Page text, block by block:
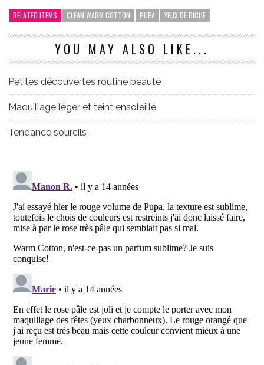
RELATED ITEMS CLEAN WARM COTTON PUPA YEUX DE BICHE
YOU MAY ALSO LIKE...
Petites découvertes routine beauté
Maquillage léger et teint ensoleillé
Tendance sourcils